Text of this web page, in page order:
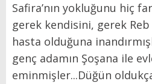
Safira’nın yokluğunu hiç
gerek kendisini, gerek Reb
hasta olduğuna
genç adamın Şoşana ile
eminmişler...Düğün